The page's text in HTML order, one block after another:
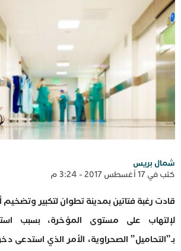
شمال بريس
كتب في 17 أغسطس 2017 - 3:24 م
قادت رغبة فتاتين بمدينة تطوان لتكبير وتضخيم
لإلتهاب على مستوى المؤخرة، بسبب
بـ”التحاميل” الصحراوية، الأمر الذي استدعى